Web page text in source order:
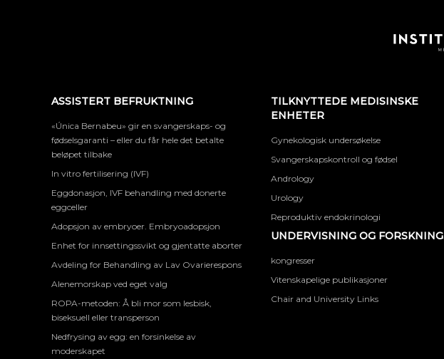
ASSISTERT BEFRUKTNING
«Única Bernabeu» gir en svangerskaps- og
fødselsgaranti – eller du får hele det betalte
beløpet tilbake
In vitro fertilisering (IVF)
Eggdonasjon, IVF behandling med donerte
eggceller
Adopsjon av embryoer. Embryoadopsjon
Enhet for innsettingssvikt og gjentatte aborter
Avdeling for Behandling av Lav Ovarierespons
Alenemorskap ved eget valg
ROPA-metoden: Å bli mor som lesbisk,
biseksuell eller transperson
Nedfrysing av egg: en forsinkelse av
moderskapet
TILKNYTTEDE MEDISINSKE
ENHETER
Gynekologisk undersøkelse
Svangerskapskontroll og fødsel
Andrology
Urology
Reproduktiv endokrinologi
UNDERVISNING OG FORSKNING
kongresser
Vitenskapelige publikasjoner
Chair and University Links